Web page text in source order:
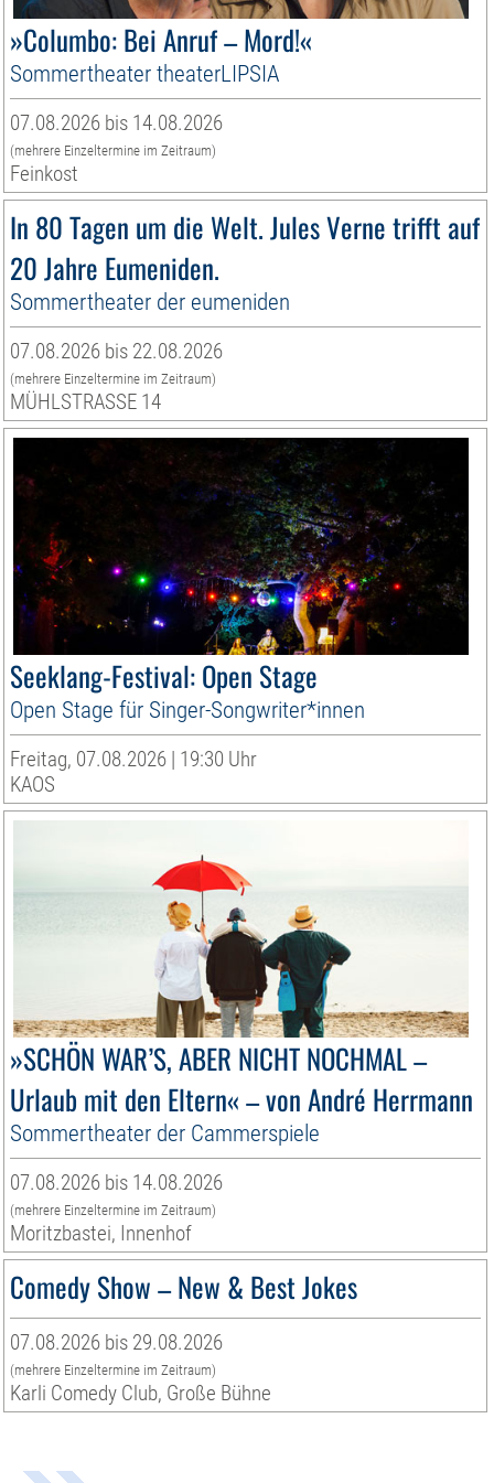
»Columbo: Bei Anruf – Mord!«
Sommertheater theaterLIPSIA
07.08.2026 bis 14.08.2026
(mehrere Einzeltermine im Zeitraum)
Feinkost
In 80 Tagen um die Welt. Jules Verne trifft auf
20 Jahre Eumeniden.
Sommertheater der eumeniden
07.08.2026 bis 22.08.2026
(mehrere Einzeltermine im Zeitraum)
MÜHLSTRASSE 14
Seeklang-Festival: Open Stage
Open Stage für Singer-Songwriter*innen
Freitag, 07.08.2026 | 19:30 Uhr
KAOS
»SCHÖN WAR’S, ABER NICHT NOCHMAL –
Urlaub mit den Eltern« – von André Herrmann
Sommertheater der Cammerspiele
07.08.2026 bis 14.08.2026
(mehrere Einzeltermine im Zeitraum)
Moritzbastei, Innenhof
Comedy Show – New & Best Jokes
07.08.2026 bis 29.08.2026
(mehrere Einzeltermine im Zeitraum)
Karli Comedy Club, Große Bühne